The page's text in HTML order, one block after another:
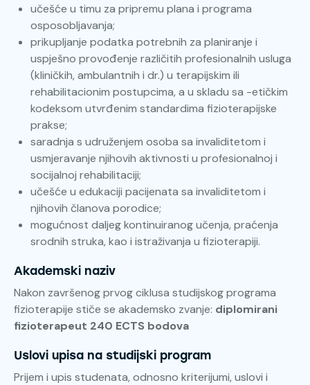
učešće u timu za pripremu plana i programa
osposobljavanja;
prikupljanje podatka potrebnih za planiranje i
uspješno provođenje različitih profesionalnih usluga
(kliničkih, ambulantnih i dr.) u terapijskim ili
rehabilitacionim postupcima, a u skladu sa -etičkim
kodeksom utvrđenim standardima fizioterapijske
prakse;
saradnja s udruženjem osoba sa invaliditetom i
usmjeravanje njihovih aktivnosti u profesionalnoj i
socijalnoj rehabilitaciji;
učešće u edukaciji pacijenata sa invaliditetom i
njihovih članova porodice;
mogućnost daljeg kontinuiranog učenja, praćenja
srodnih struka, kao i istraživanja u fizioterapiji.
Akademski naziv
Nakon završenog prvog ciklusa studijskog programa
fizioterapije stiče se akademsko zvanje: diplomirani
fizioterapeut 240 ECTS bodova
Uslovi upisa na studijski program
Prijem i upis studenata, odnosno kriterijumi, uslovi i